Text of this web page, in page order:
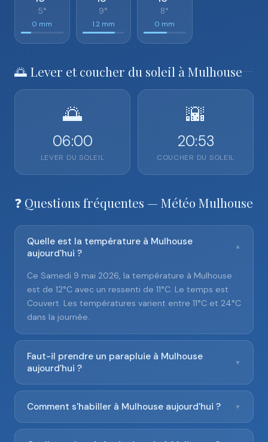
5°
0 mm
9°
1.2 mm
8°
0 mm
🌅 Lever et coucher du soleil à Mulhouse
🌅
06:00
LEVER DU SOLEIL
🌇
20:53
COUCHER DU SOLEIL
❓ Questions fréquentes — Météo Mulhouse
Quelle est la température à Mulhouse
aujourd'hui ?
▼
Ce Samedi 9 mai 2026, la température à Mulhouse
est de 12°C avec un ressenti de 11°C. Le temps est
Couvert. Les températures varient entre 11°C et 24°C
dans la journée.
Faut-il prendre un parapluie à Mulhouse
aujourd'hui ?
▼
Comment s'habiller à Mulhouse aujourd'hui ? ▼